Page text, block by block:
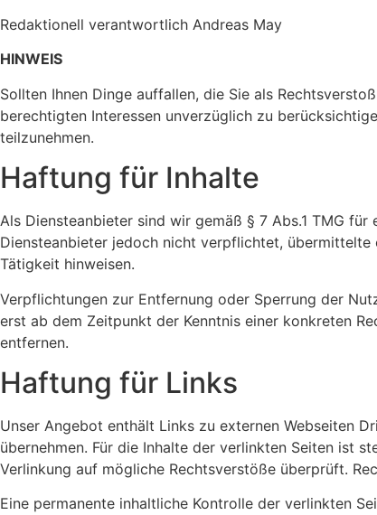
Redaktionell verantwortlich Andreas May
HINWEIS
Sollten Ihnen Dinge auffallen, die Sie als
berechtigten Interessen unverzüglich zu
teilzunehmen.
Haftung für Inhalte
Als Diensteanbieter sind wir gemäß § 7 Abs.1 TMG
Diensteanbieter jedoch nicht verpflichtet,
Tätigkeit hinweisen.
Verpflichtungen zur Entfernung oder Sperrung der
erst ab dem Zeitpunkt der Kenntnis einer konkreten
entfernen.
Haftung für Links
Unser Angebot enthält Links zu externen Webseiten
übernehmen. Für die Inhalte der verlinkten Seiten ist
Verlinkung auf mögliche Rechtsverstöße überprüft.
Eine permanente inhaltliche Kontrolle der verlinkten